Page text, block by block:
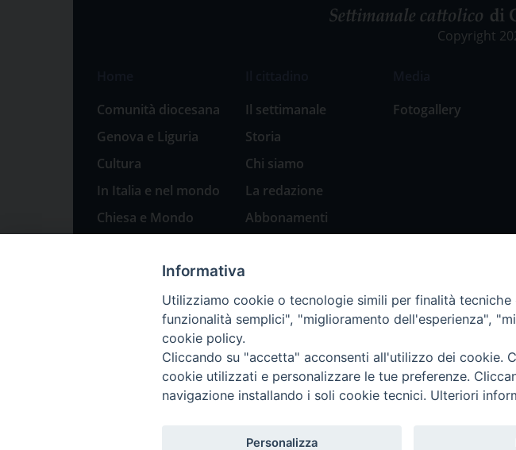
Copyright
Comunità diocesana
Genova e Liguria
Cultura
In Italia e nel mondo
Chiesa e Mondo
Parole di pace
Natale 2023: presepi
Il settimanale
Storia
Chi siamo
La redazione
Abbonamenti
Fotogallery
Informativa
Utilizziamo cookie o tecnologie simili per finalità
funzionalità semplici", "miglioramento dell'esperienza",
cookie policy.
Cliccando su "accetta" acconsenti all'utilizzo dei cookie.
cookie utilizzati e personalizzare le tue preferenze.
navigazione installando i soli cookie tecnici. Ulteriori
Personalizza